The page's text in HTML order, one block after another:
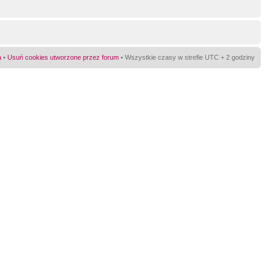
• Usuń cookies utworzone przez forum • Wszystkie czasy w strefie UTC + 2 godziny